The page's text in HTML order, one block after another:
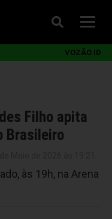
VOZÃO ID
Filho apita
Brasileiro
às 19h, na Arena